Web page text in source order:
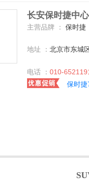
长安保时捷中
主营品牌 ： 保时捷
地址 ： 北京市东城
电话 ： 010-
保时